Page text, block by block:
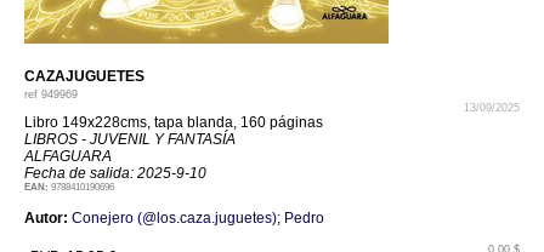
CAZAJUGUETES
ref 949969
13/09/2025
Libro 149x228cms, tapa blanda, 160 páginas
LIBROS - JUVENIL Y FANTASÍA
ALFAGUARA
Fecha de salida: 2025-9-10
EAN: 9788410190696
Autor: Conejero (@los.caza.juguetes); Pedro